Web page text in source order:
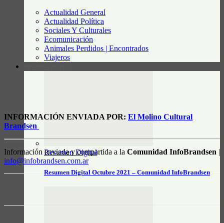
Actualidad General
Actualidad Política
Sociales Y Culturales
Ecomunicación
Animales Perdidos | Encontrados
Viajeros
Resumen Digital
Resumen Digital Octubre 2021 – Comunidad InfoBrandsen
INFORMACIÓN ENVIADA POR: El Molino Cultural
Brandsen
Información enviada y compartida a la Comunidad InfoBrandsen |
info@infobrandsen.com.ar